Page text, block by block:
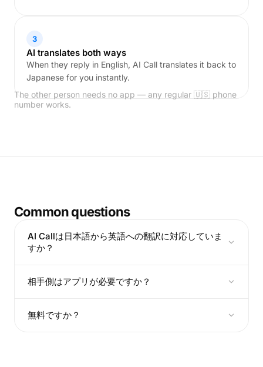
3
AI translates both ways
When they reply in English, AI Call translates it back to
Japanese for you instantly.
The other person needs no app — any regular 🇺🇸 phone
number works.
Common questions
AI Callは日本語から英語への翻訳に対応していま
すか？
相手側はアプリが必要ですか？
無料ですか？